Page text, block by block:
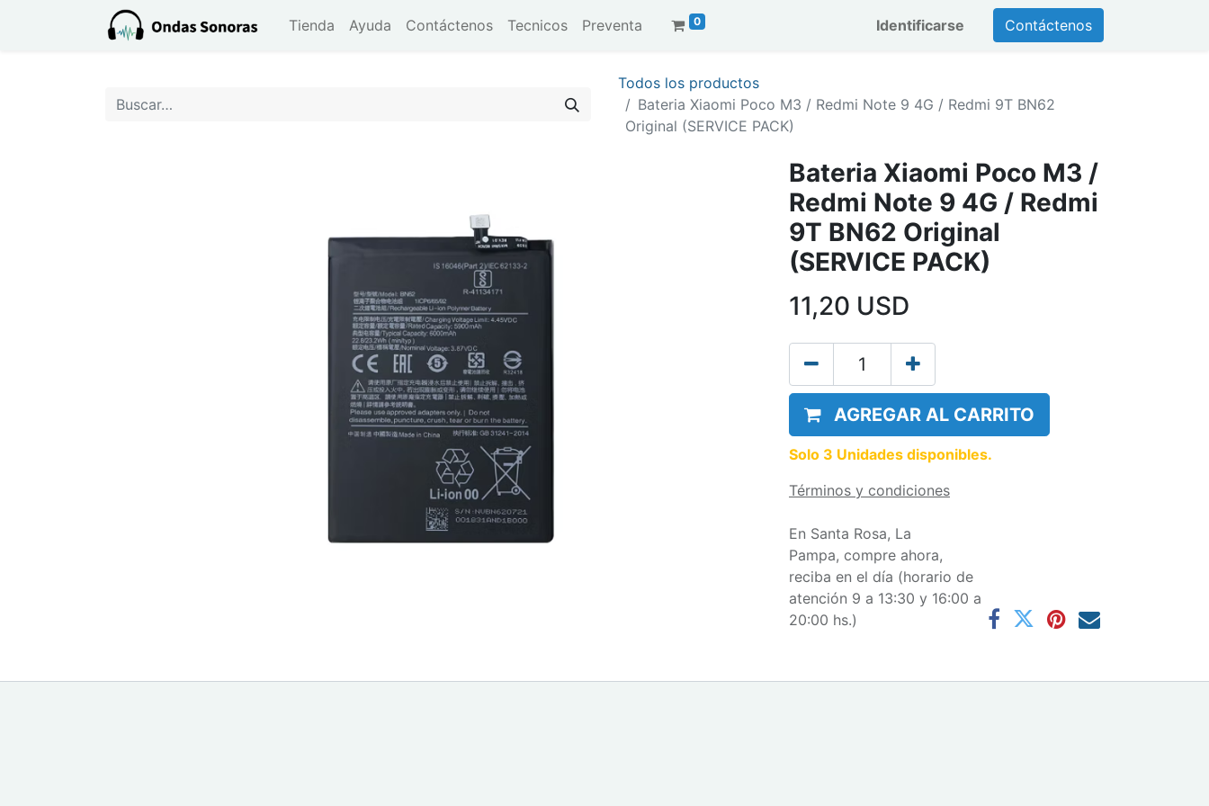
Tienda Ayuda Contáctenos Tecnicos Preventa 0 Identificarse Contáctenos
Todos los productos
Bateria Xiaomi Poco M3 / Redmi Note 9 4G / Redmi 9T BN62
Original (SERVICE PACK)
Bateria Xiaomi Poco M3 /
Redmi Note 9 4G / Redmi
9T BN62 Original
(SERVICE PACK)
11,20 USD
AGREGAR AL CARRITO
Solo 3 Unidades disponibles.
Términos y condiciones
En Santa Rosa, La
Pampa, compre ahora,
reciba en el día (horario de
atención 9 a 13:30 y 16:00 a
20:00 hs.)